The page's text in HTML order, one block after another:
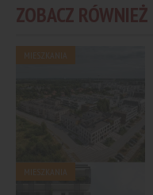
ZOBACZ RÓWNIEŻ